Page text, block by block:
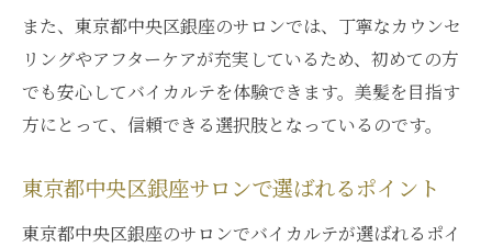
また、東京都中央区銀座のサロンでは、丁寧なカウンセ
リングやアフターケアが充実しているため、初めての方
でも安心してバイカルテを体験できます。美髪を目指す
方にとって、信頼できる選択肢となっているのです。
東京都中央区銀座サロンで選ばれるポイント
東京都中央区銀座のサロンでバイカルテが選ばれるポイ